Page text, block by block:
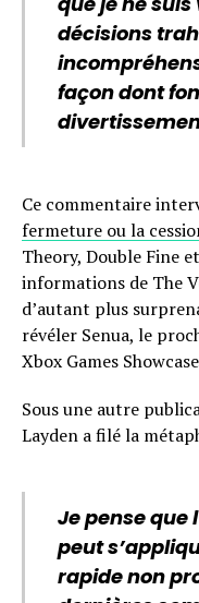
décisions
façon dont
Ce commentaire
fermeture ou la
Theory, Double Fine
informations de The
d’autant plus
révéler Senua, le
Xbox Games
Sous une autre
Layden a filé la
Je pense que
peut
rapide non